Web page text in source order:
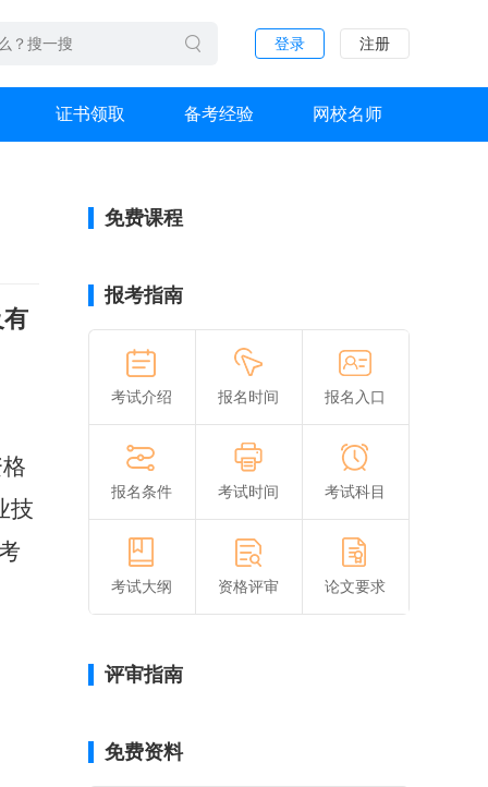
登录 注册
证书领取 备考经验 网校名师
技
免费课程
报考指南
考试介绍 报名时间 报名入口
报名条件 考试时间 考试科目
考试大纲 资格评审 论文要求
评审指南
免费资料